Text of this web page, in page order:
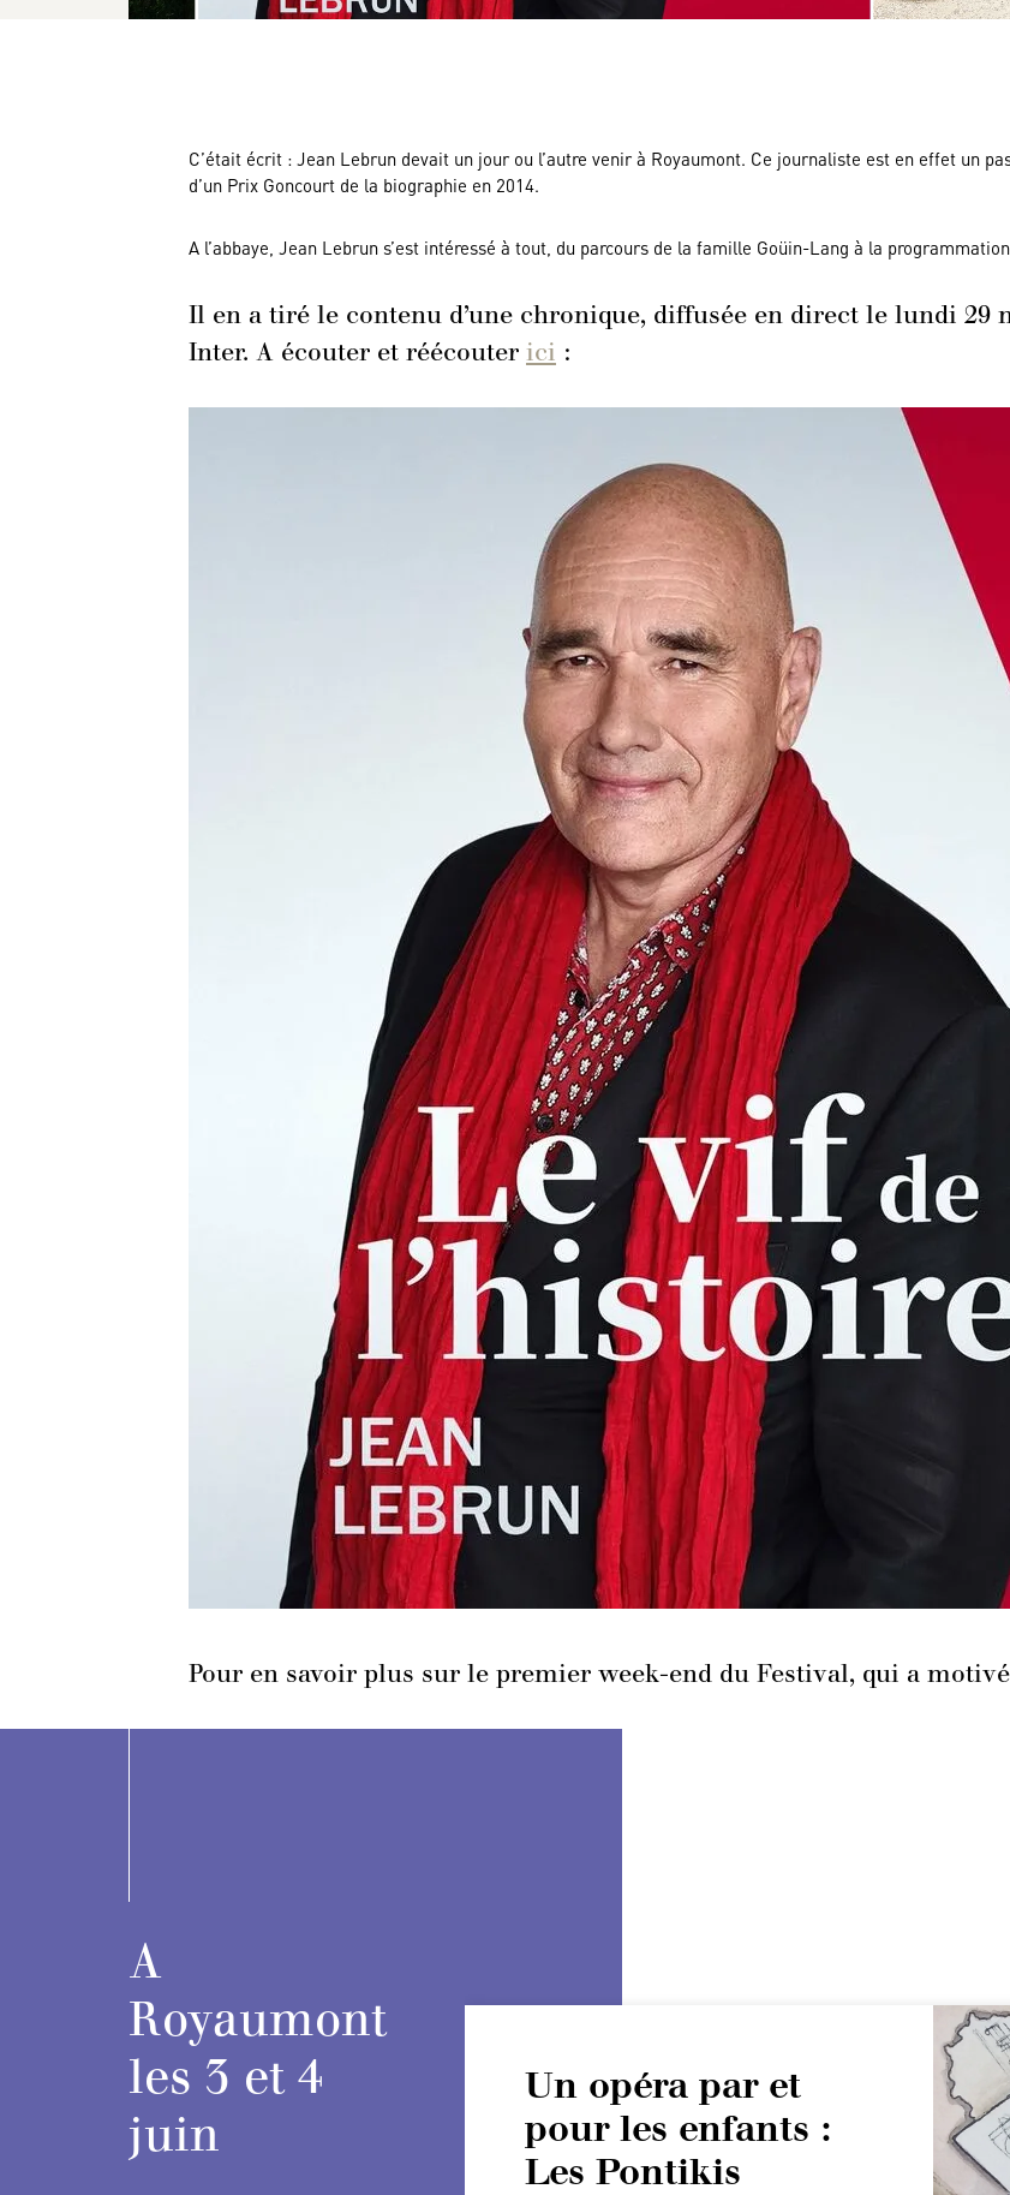
C’était écrit : Jean Lebrun devait un jour ou l’autre venir à Royaumont. Ce journaliste est en effet un
d’un Prix Goncourt de la biographie en 2014.
A l’abbaye, Jean Lebrun s’est intéressé à tout, du parcours de la famille Goüin-Lang à la
Il en a tiré le contenu d’une chronique, diffusée en direct le lundi 29
Inter. A écouter et réécouter ici :
Pour en savoir plus sur le premier week-end du Festival, qui a
A
Royaumont
les 3 et 4
juin
Un opéra par et
pour les enfants :
Les Pontikis